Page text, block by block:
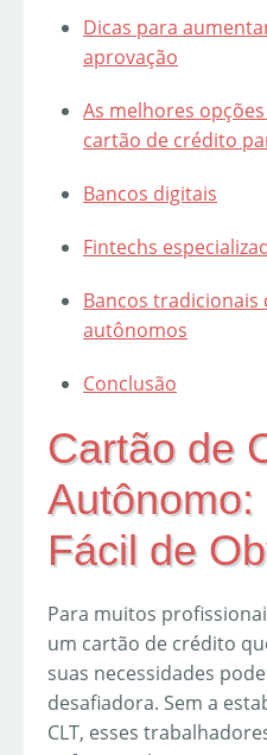
Dicas para
aprovação
As melhores
cartão de crédito
Bancos digitais
Fintechs
Bancos tradicionais
autônomos
Conclusão
Cartão de
Fácil de
Para muitos
um cartão de crédito
suas necessidades
desafiadora. Sem a
CLT, esses